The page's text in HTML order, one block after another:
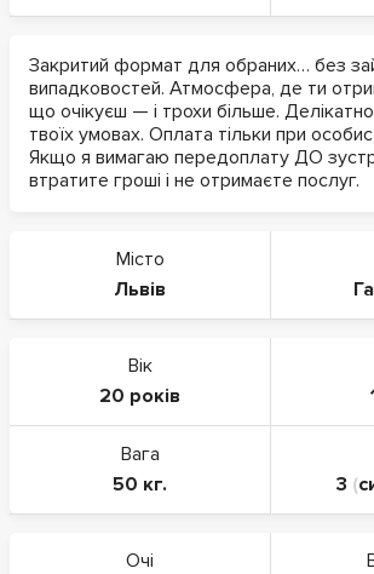
Закритий формат для обраних… без
випадковостей. Атмосфера, де ти
що очікуєш — і трохи більше.
твоїх умовах. Оплата тільки при
Якщо я вимагаю передоплату ДО
втратите гроші і не отримаєте послуг.
Місто
Львів
Вік
20 років
Вага
50 кг.
3 (
Очі